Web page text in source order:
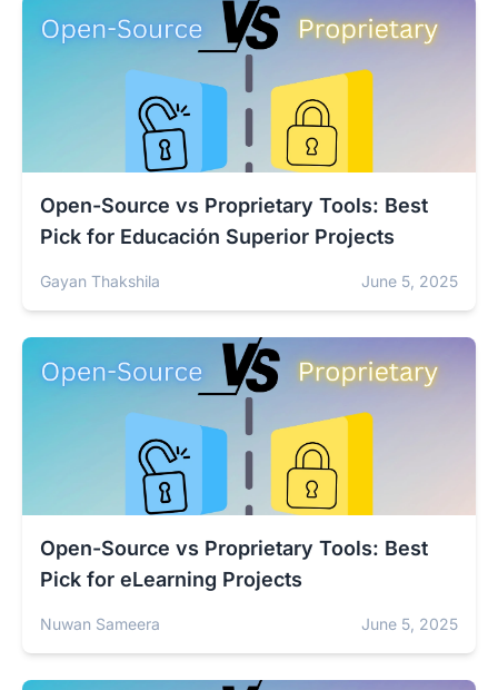
Open-Source vs Proprietary Tools: Best
Pick for Educación Superior Projects
Gayan Thakshila June 5, 2025
Open-Source vs Proprietary Tools: Best
Pick for eLearning Projects
Nuwan Sameera June 5, 2025